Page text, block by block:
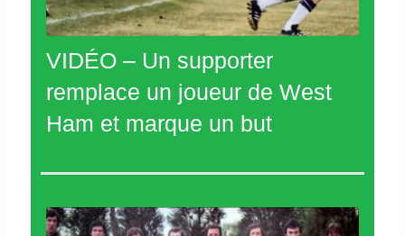
VIDÉO – Un supporter
remplace un joueur de West
Ham et marque un but